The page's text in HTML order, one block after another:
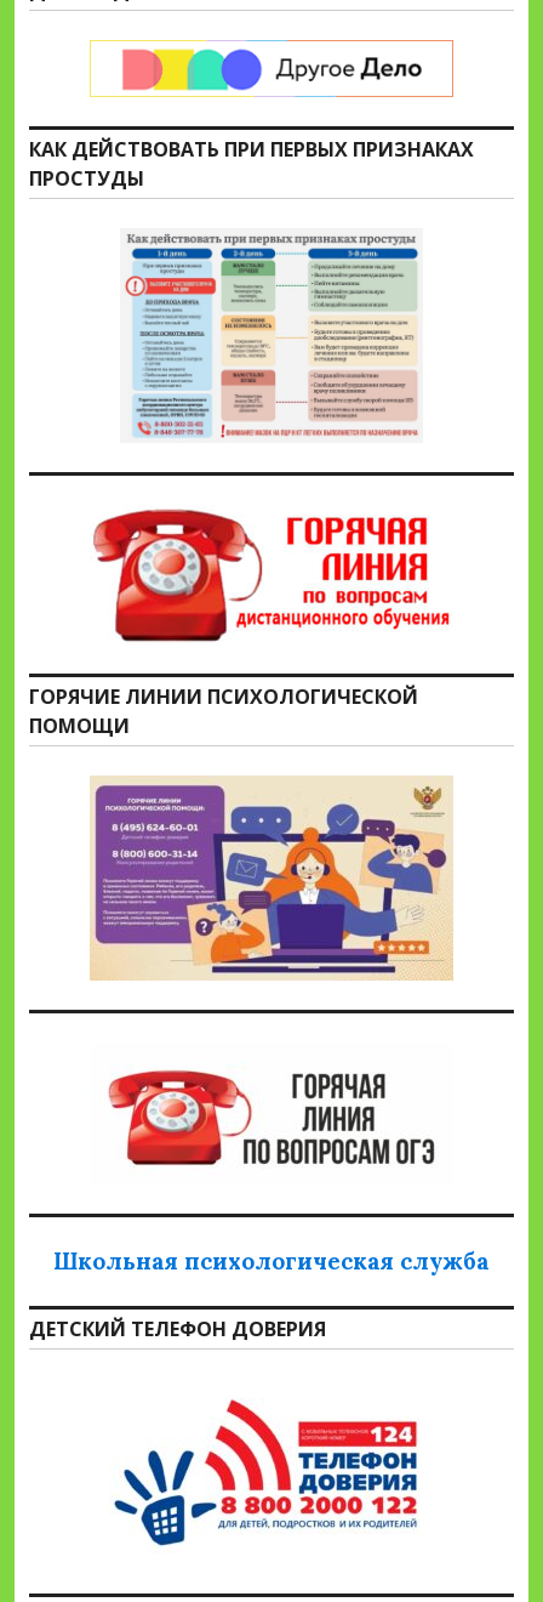
КАК ДЕЙСТВОВАТЬ ПРИ ПЕРВЫХ ПРИЗНАКАХ
ПРОСТУДЫ
ГОРЯЧИЕ ЛИНИИ ПСИХОЛОГИЧЕСКОЙ
ПОМОЩИ
Школьная психологическая служба
ДЕТСКИЙ ТЕЛЕФОН ДОВЕРИЯ